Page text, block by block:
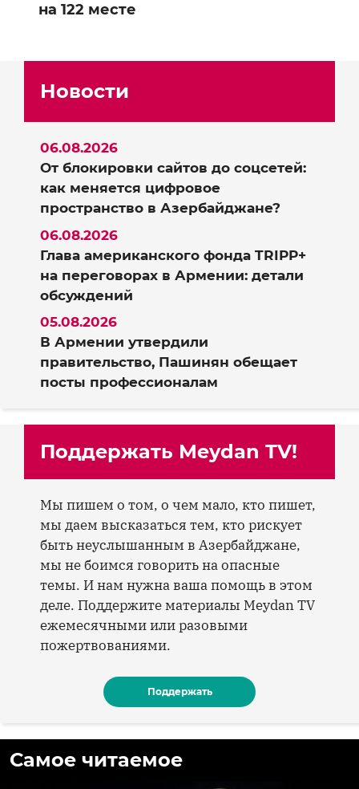
на 122 месте
Новости
От блокировки сайтов до соцсетей:
как меняется цифровое
пространство в Азербайджане?
06.08.2026
Глава американского фонда TRIPP+
на переговорах в Армении: детали
обсуждений
06.08.2026
В Армении утвердили
правительство, Пашинян обещает
посты профессионалам
05.08.2026
Поддержать Meydan TV!
Мы пишем о том, о чем мало, кто пишет,
мы даем высказаться тем, кто рискует
быть неуслышанным в Азербайджане,
мы не боимся говорить на опасные
темы. И нам нужна ваша помощь в этом
деле. Поддержите материалы Meydan TV
ежемесячными или разовыми
пожертвованиями.
Поддержать
Самое читаемое